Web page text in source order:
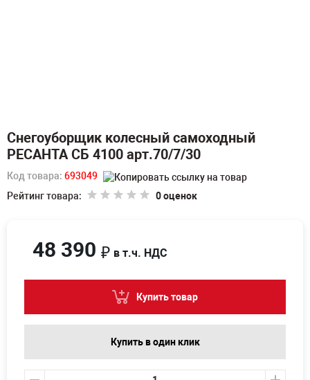
Снегоуборщик колесный самоходный
РЕСАНТА СБ 4100 арт.70/7/30
Код товара: 693049
Рейтинг товара:
0 оценок
48 390 ₽ в т.ч. НДС
Купить товар
Купить в один клик